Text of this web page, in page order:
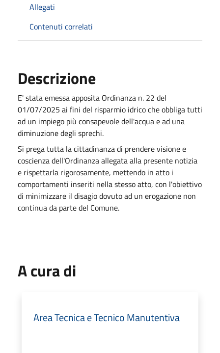
Allegati
Contenuti correlati
Descrizione
E' stata emessa apposita Ordinanza n. 22 del
01/07/2025 ai fini del risparmio idrico che obbliga tutti
ad un impiego più consapevole dell'acqua e ad una
diminuzione degli sprechi.
Si prega tutta la cittadinanza di prendere visione e
coscienza dell'Ordinanza allegata alla presente notizia
e rispettarla rigorosamente, mettendo in atto i
comportamenti inseriti nella stesso atto, con l'obiettivo
di minimizzare il disagio dovuto ad un erogazione non
continua da parte del Comune.
A cura di
Area Tecnica e Tecnico Manutentiva